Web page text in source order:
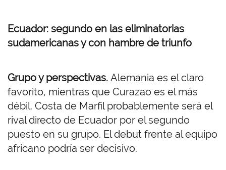
Ecuador: segundo en las eliminatorias
sudamericanas y con hambre de triunfo
Grupo y perspectivas. Alemania es el claro
favorito, mientras que Curazao es el más
débil. Costa de Marfil probablemente será el
rival directo de Ecuador por el segundo
puesto en su grupo. El debut frente al equipo
africano podría ser decisivo.